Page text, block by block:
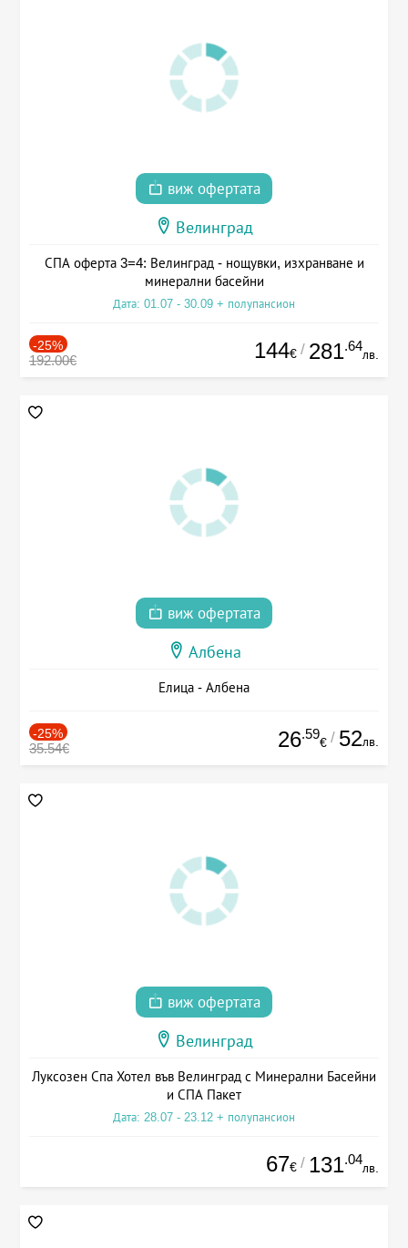
виж офертата
Велинград
СПА оферта 3=4: Велинград - нощувки, изхранване и
минерални басейни
Дата: 01.07 - 30.09 + полупансион
-25%
192.00€ 144€ / 281.64
лв.
виж офертата
Албена
Елица - Албена
-25%
35.54€ 26.59
€ / 52лв.
виж офертата
Велинград
Луксозен Спа Хотел във Велинград с Минерални Басейни
и СПА Пакет
Дата: 28.07 - 23.12 + полупансион
67€ / 131.04
лв.